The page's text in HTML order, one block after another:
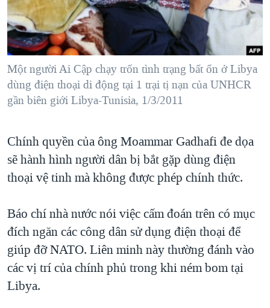
"Tìm"NGƯỜI VIỆT HẢI NGOẠI
ĐỜI SỐNG
KINH TẾ
KHOA HỌC
SỨC KHOẺ
THỂ THAO
GIÁO DỤC
TẠI
HÀNH TRÌNH BẦU CỬ 2024
MỘT NĂM CHIẾN TRANH TẠI DẢI GAZA
GIẢI MÃ VÀNH ĐAI & CON ĐƯỜNG
NGÀY TỊ NẠN THẾ GIỚI
CHI PHÍ CHIẾN TRANH AFGHANISTAN
CÁC GIÁ TRỊ CỘNG HÒA Ở VIỆT NAM
TRỊNH VĨNH BÌNH VS. CHÍNH PHỦ VIỆT NAM
NGƯ DÂN VIỆT VÀ LÀN SÓNG TRỘM HẢI SÂM
BÊN KIA QUỐC LỘ: TIẾNG VỌNG TỪ NÔNG THÔN MỸ
QUAN HỆ VIỆT MỸ
VIDEO
NGHE
MẠNG XÃ HỘI
Một người Ai Cập chạy trốn tình trạng bất ổn ở Libya
dùng điện thoại di động tại 1 trại tị nạn của UNHCR
gần biên giới Libya-Tunisia, 1/3/2011
Chính quyền của ông Moammar Gadhafi đe dọa
sẽ hành hình người dân bị bắt gặp dùng điện
thoại vệ tinh mà không được phép chính thức.
Báo chí nhà nước nói việc cấm đoán trên có mục
đích ngăn các công dân sử dụng điện thoại để
giúp đỡ NATO. Liên minh này thường đánh vào
các vị trí của chính phủ trong khi ném bom tại
Libya.